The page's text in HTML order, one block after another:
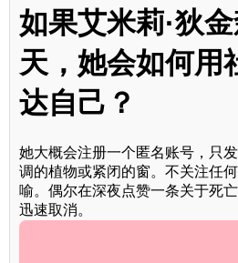
如果艾米莉·狄
天，她会如何用
达自己？
她大概会注册一个匿名账号，只
调的植物或紧闭的窗。不关注任
喻。偶尔在深夜点赞一条关于死
迅速取消。